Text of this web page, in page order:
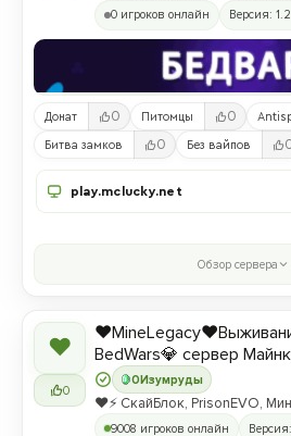
0 игроков онлайн Версия:
Донат 0 Питомцы 0
Битва замков 0 Без вайпов
play.mclucky.net
Обзор сервера
❤
0
0Изумруды
BedWars💎 сервер
❤️⚡️ СкайБлок, PrisonEVO,
9008 игроков онлайн